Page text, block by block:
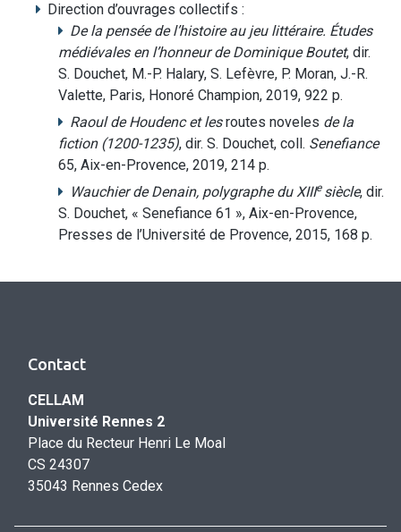
Direction d’ouvrages collectifs :
De la pensée de l’histoire au jeu littéraire. Études
médiévales en l’honneur de Dominique Boutet, dir.
S. Douchet, M.-P. Halary, S. Lefèvre, P. Moran, J.-R.
Valette, Paris, Honoré Champion, 2019, 922 p.
Raoul de Houdenc et lesroutes noveles de la
fiction (1200-1235), dir. S. Douchet, coll. Senefiance
65, Aix-en-Provence, 2019, 214 p.
Wauchier de Denain, polygraphe du XIIIe siècle, dir.
S. Douchet, « Senefiance 61 », Aix-en-Provence,
Presses de l’Université de Provence, 2015, 168 p.
Contact
CELLAM
Université Rennes 2
Place du Recteur Henri Le Moal
CS 24307
35043 Rennes Cedex